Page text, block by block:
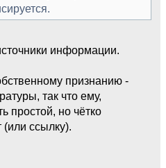
информации.
признанию -
так что ему,
простой, но чётко
ссылку).